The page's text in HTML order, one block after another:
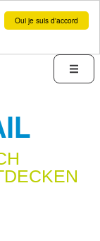
Oui je suis d'accord
Menu